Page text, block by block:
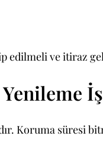
edilmeli ve itiraz
Koruma süresi